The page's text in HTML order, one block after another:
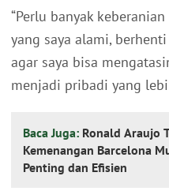
“Perlu banyak
yang saya alami,
agar saya bisa
menjadi pribadi yang
Baca Juga: Ronald Araujo
Kemenangan Barcelona
Penting dan Efisien